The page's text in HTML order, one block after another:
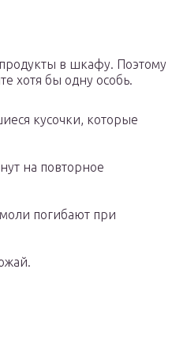
в шкафу. Поэтому
хотя бы одну особь.
кусочки, которые
на повторное
погибают при